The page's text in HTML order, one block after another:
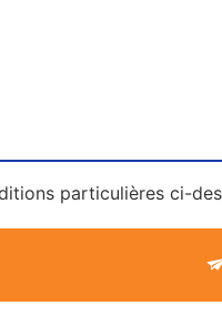
particulières ci-